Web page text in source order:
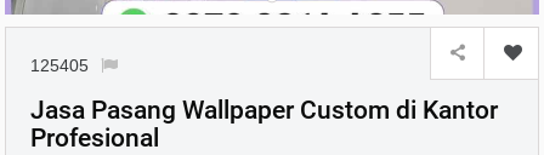
125405
Jasa Pasang Wallpaper Custom di Kantor
Profesional